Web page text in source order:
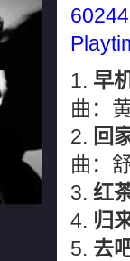
早
曲：
回
曲：
红
归
去